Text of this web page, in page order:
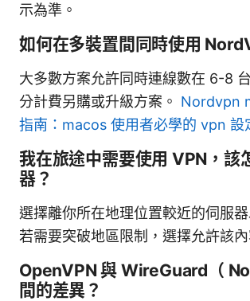
示為準。
如何在多裝置間同時使用
大多數方案允許同時連線數在 6-8
分計費另購或升級方案。 Nordvpn
指南：macos 使用者必學的 vpn 設
我在旅途中需要使用 VPN，該
器？
選擇離你所在地理位置較近的伺服器
若需要突破地區限制，選擇允許該內
OpenVPN 與 WireGuard（
間的差異？